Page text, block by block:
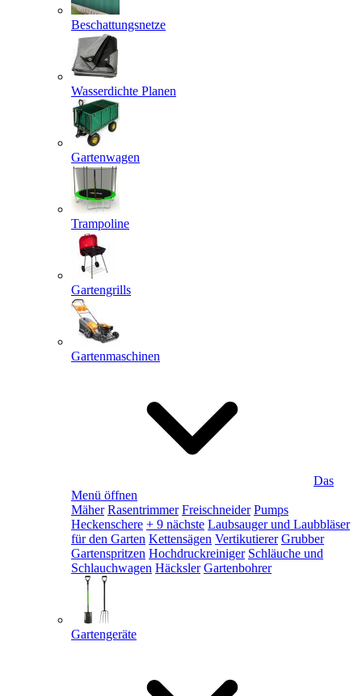
Beschattungsnetze
Wasserdichte Planen
Gartenwagen
Trampoline
Gartengrills
Gartenmaschinen
Das
Menü öffnen
Mäher Rasentrimmer Freischneider Pumps
Heckenschere + 9 nächste Laubsauger und Laubbläser
für den Garten Kettensägen Vertikutierer Grubber
Gartenspritzen Hochdruckreiniger Schläuche und
Schlauchwagen Häcksler Gartenbohrer
Gartengeräte